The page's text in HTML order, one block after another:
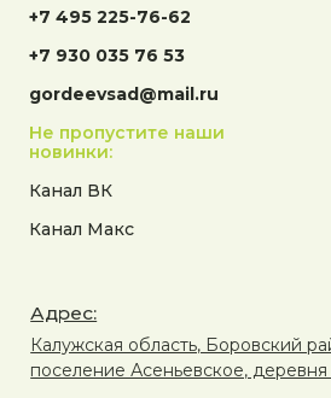
+7 495 225-76-62
+7 930 035 76 53
gordeevsad@mail.ru
Не пропустите наши
новинки:
Канал ВК
Канал Макс